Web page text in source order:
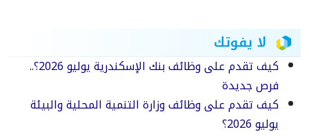
لا يفوتك
كيف تقدم على وظائف بنك الإسكندرية يوليو 2026؟..
فرص جديدة
كيف تقدم على وظائف وزارة التنمية المحلية والبيئة
يوليو 2026؟